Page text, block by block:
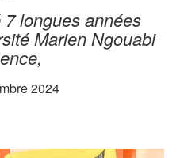
longues années
Marien Ngouabi
2024